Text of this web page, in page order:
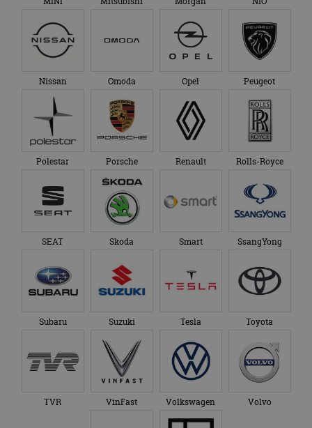
Nissan Omoda Opel Peugeot
Polestar Porsche Renault Rolls-Royce
SEAT Skoda Smart SsangYong
Subaru Suzuki Tesla Toyota
TVR VinFast Volkswagen Volvo